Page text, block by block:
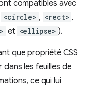
compatibles avec
<circle> , <rect> ,
et <ellipse> ).
que propriété CSS
dans les feuilles de
ce qui lui